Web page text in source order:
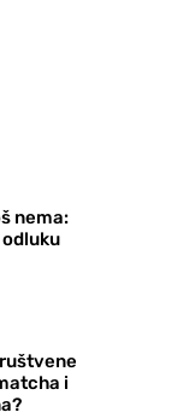
nema:
i